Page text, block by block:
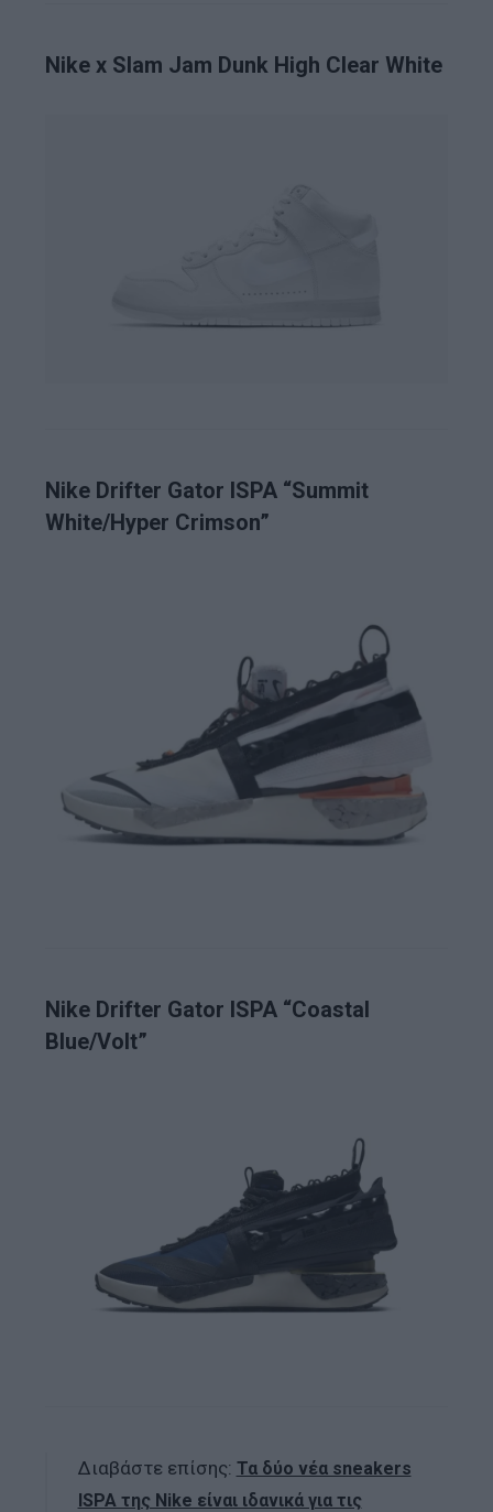
Nike x Slam Jam Dunk High Clear White
Nike Drifter Gator ISPA “Summit
White/Hyper Crimson”
Nike Drifter Gator ISPA “Coastal
Blue/Volt”
Διαβάστε επίσης: Τα δύο νέα sneakers
ISPA της Nike είναι ιδανικά για τις